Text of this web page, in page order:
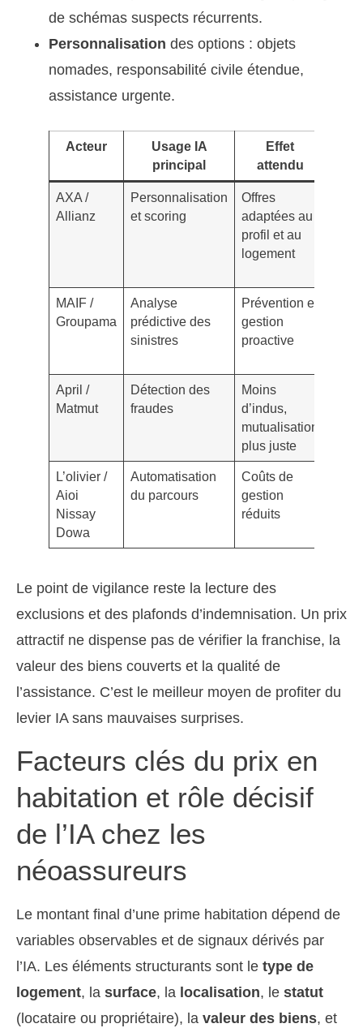
de schémas suspects récurrents.
Personnalisation des options : objets
nomades, responsabilité civile étendue,
assistance urgente.
Acteur
Usage IA
principal
Effet
attendu
AXA /
Allianz
Personnalisation
et scoring
Offres
adaptées au
profil et au
logement
MAIF /
Groupama
Analyse
prédictive des
sinistres
Prévention et
gestion
proactive
April /
Matmut
Détection des
fraudes
Moins
d’indus,
mutualisation
plus juste
L’olivier /
Aioi
Nissay
Dowa
Automatisation
du parcours
Coûts de
gestion
réduits
Le point de vigilance reste la lecture des
exclusions et des plafonds d’indemnisation. Un prix
attractif ne dispense pas de vérifier la franchise, la
valeur des biens couverts et la qualité de
l’assistance. C’est le meilleur moyen de profiter du
levier IA sans mauvaises surprises.
Facteurs clés du prix en
habitation et rôle décisif
de l’IA chez les
néoassureurs
Le montant final d’une prime habitation dépend de
variables observables et de signaux dérivés par
l’IA. Les éléments structurants sont le type de
logement, la surface, la localisation, le statut
(locataire ou propriétaire), la valeur des biens, et